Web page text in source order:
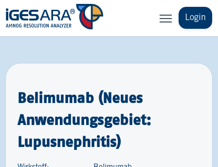
Login
Belimumab (Neues
Anwendungsgebiet:
Lupusnephritis)